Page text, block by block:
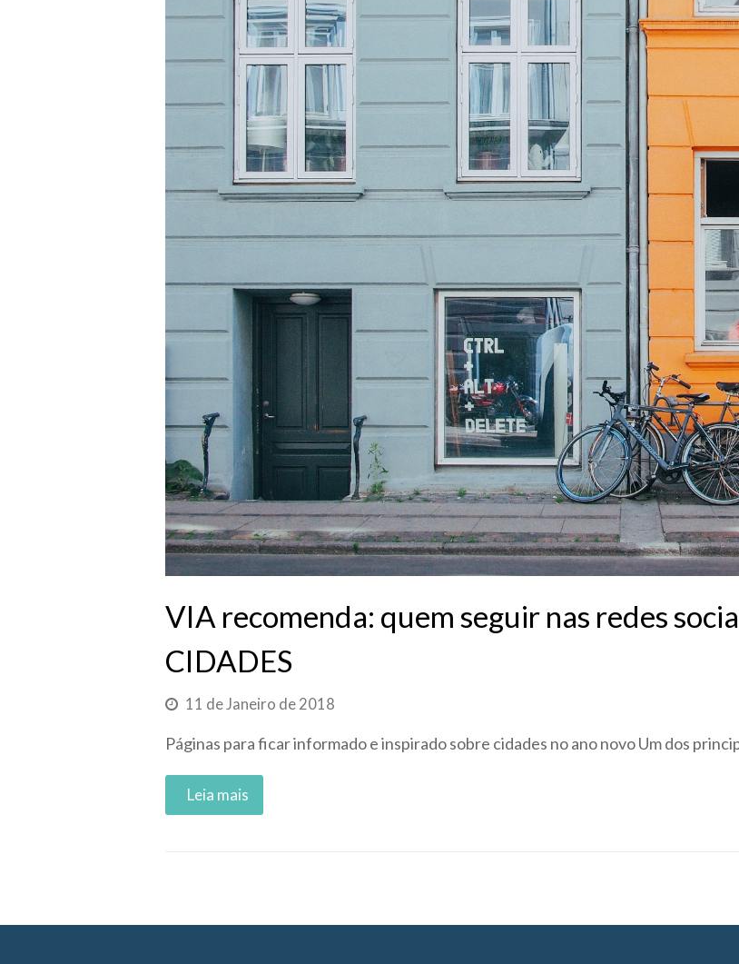
VIA recomenda: quem seguir nas redes
CIDADES
11 de Janeiro de 2018
Páginas para ficar informado e inspirado sobre cidades no ano novo Um dos